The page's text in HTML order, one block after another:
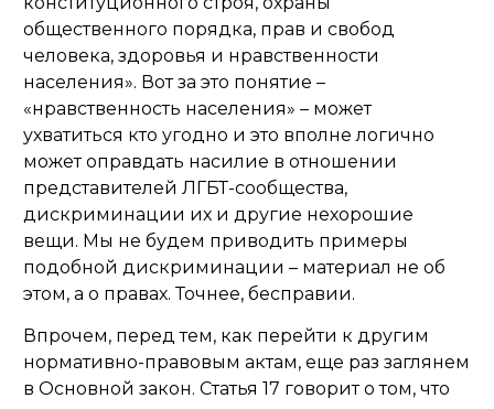
общественного порядка, прав и свобод
человека, здоровья и нравственности
населения». Вот за это понятие ­­­­­–
«нравственность населения» – может
ухватиться кто угодно и это вполне логично
может оправдать насилие в отношении
представителей ЛГБТ-сообщества,
дискриминации их и другие нехорошие
вещи. Мы не будем приводить примеры
подобной дискриминации – материал не об
этом, а о правах. Точнее, бесправии.
Впрочем, перед тем, как перейти к другим
нормативно-правовым актам, еще раз заглянем
в Основной закон. Статья 17 говорит о том, что